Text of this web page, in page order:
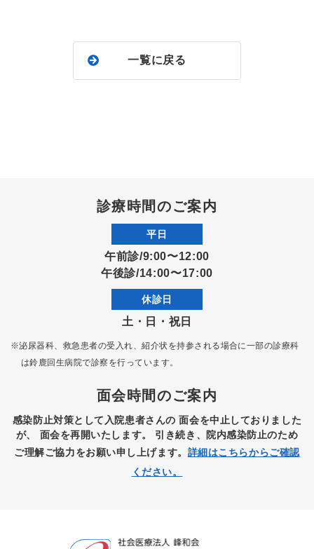
一覧に戻る
診療時間のご案内
平日
午前診/9:00〜12:00
午後診/14:00〜17:00
休診日
土・日・祝日
※泌尿器科、救急患者の受入れ、紹介状を持参される場合に一部の診療科
は鈴鹿回生病院で診察を行っています。
面会時間のご案内
感染防止対策として入院患者さんの面会を中止しておりました
が、 面会を再開いたします。 引き続き、院内感染防止のため
ご理解ご協力をお願い申し上げます。 詳細はこちらからご確認
ください。